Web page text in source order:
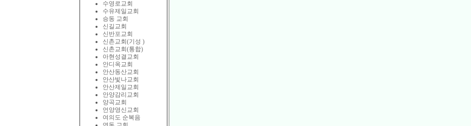
수영로교회
수유제일교회
승동 교회
신길교회
신반포교회
신촌교회(기성 )
신촌교회(통합)
아현성결교회
안디옥교회
안산동산교회
안산빛나교회
안산제일교회
안양감리교회
양곡교회
언양영신교회
여의도 순복음